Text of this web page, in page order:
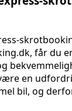
får du
en
bil, og